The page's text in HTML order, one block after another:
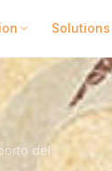
Solutions
del